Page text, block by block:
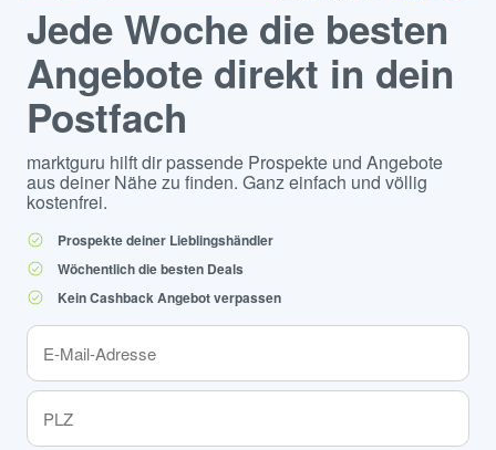
Jede Woche die besten
Angebote direkt in dein
Postfach
marktguru hilft dir passende Prospekte und Angebote
aus deiner Nähe zu finden. Ganz einfach und völlig
kostenfrei.
Prospekte deiner Lieblingshändler
Wöchentlich die besten Deals
Kein Cashback Angebot verpassen